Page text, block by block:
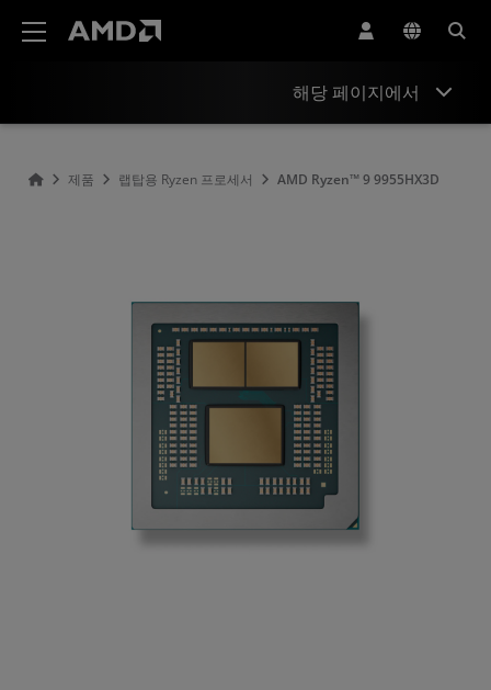
해당 페이지에서
제품 랩탑용 Ryzen 프로세서 AMD Ryzen™ 9 9955HX3D